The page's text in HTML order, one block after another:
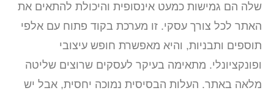
שלה הם גמישות כמעט אינסופית והיכולת להתאים את
האתר לכל צורך עסקי. זו מערכת בקוד פתוח עם אלפי
תוספים ותבניות, והיא מאפשרת חופש עיצובי
ופונקציונלי. מתאימה בעיקר לעסקים שרוצים שליטה
מלאה באתר. העלות הבסיסית נמוכה יחסית, אבל יש